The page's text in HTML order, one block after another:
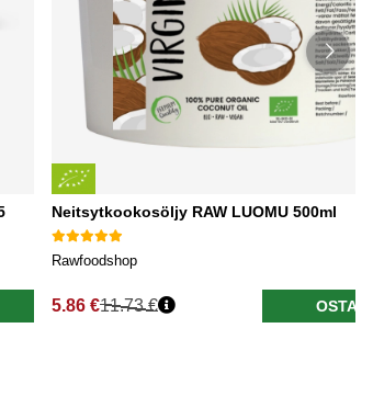
Neitsytkookosöljy RAW LUOMU 500ml
Rawfoodshop
5.86 €11.73 € OSTA